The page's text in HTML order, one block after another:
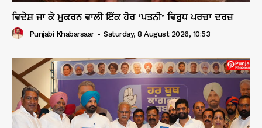
ਵਿਦੇਸ਼ ਜਾ ਕੇ ਮੁਕਰਨ ਵਾਲੀ ਇੱਕ ਹੋਰ ‘ਪਤਨੀ’ ਵਿਰੁਧ ਪਰਚਾ ਦਰਜ਼
Punjabi Khabarsaar - Saturday, 8 August 2026, 10:53